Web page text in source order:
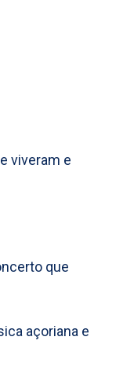
viveram e
que
açoriana e